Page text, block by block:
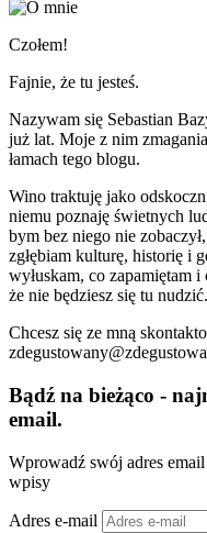
Czołem!
Fajnie, że tu jesteś.
Nazywam się Sebastian
już lat. Moje z nim
łamach tego blogu.
Wino traktuję jako
niemu poznaję świetnych
bym bez niego nie
zgłębiam kulturę, historię i
wyłuskam, co zapamiętam
że nie będziesz się tu
Chcesz się ze mną
Bądź na bieżąco -
email.
Wprowadź swój adres
wpisy
Adres e-mail